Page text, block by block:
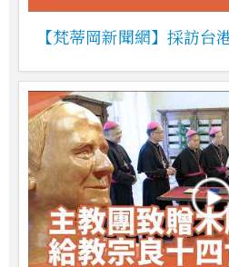
【梵蒂岡新聞網】採訪台